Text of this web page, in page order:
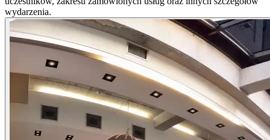
wydarzenia.